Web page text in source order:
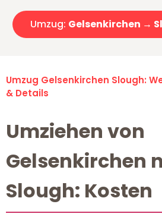
Umzug: Gelsenkirchen →
Umzug Gelsenkirchen Slough:
& Details
Umziehen von
Gelsenkirchen
Slough: Kosten